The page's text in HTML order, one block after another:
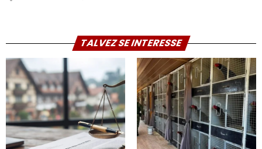
TALVEZ SE INTERESSE